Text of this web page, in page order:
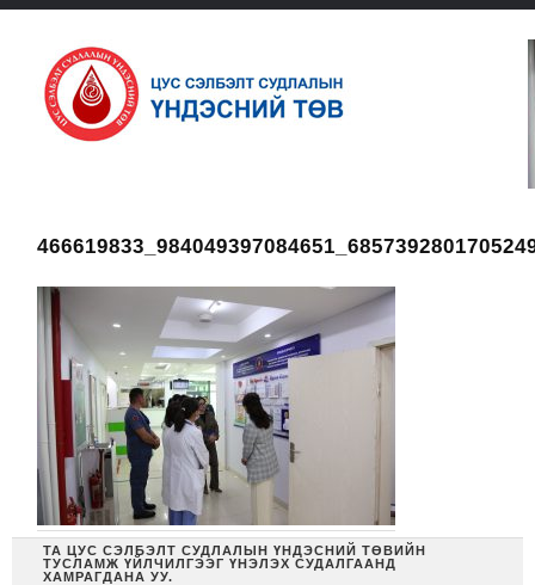
ТА ЦУС СЭЛБЭЛТ СУДЛАЛЫН ҮНДЭСНИЙ ТӨВИЙН
ТУСЛАМЖ ҮЙЛЧИЛГЭЭГ ҮНЭЛЭХ СУДАЛГААНД
ХАМРАГДАНА УУ.